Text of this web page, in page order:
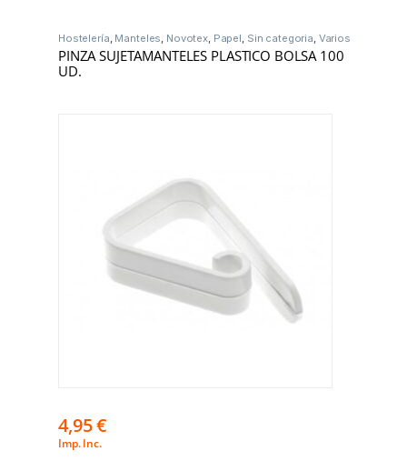
Hostelería Manteles Novotex Papel Sin categoria Varios
PINZA SUJETAMANTELES PLASTICO BOLSA 100
UD.
4,95€
Imp. Inc.